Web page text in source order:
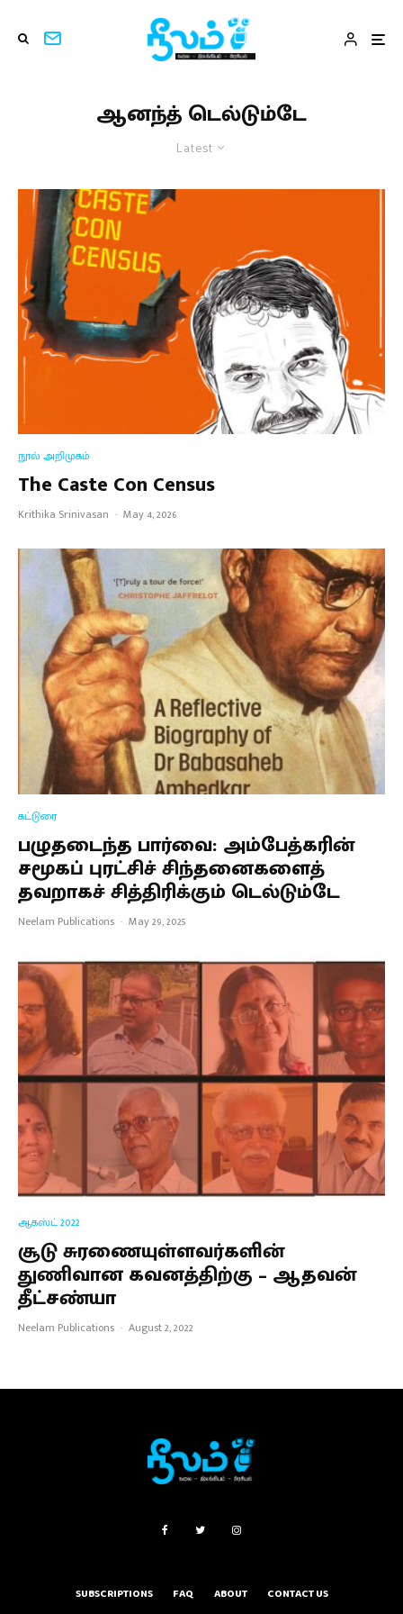
ஆனந்த் டெல்டும்டே
Latest
நூல் அறிமுகம்
The Caste Con Census
Krithika Srinivasan · May 4, 2026
கட்டுரை
பழுதடைந்த பார்வை: அம்பேத்கரின்
சமூகப் புரட்சிச் சிந்தனைகளைத்
தவறாகச் சித்திரிக்கும் டெல்டும்டே
Neelam Publications · May 29, 2025
ஆகஸ்ட் 2022
சூடு சுரணையுள்ளவர்களின்
துணிவான கவனத்திற்கு – ஆதவன்
தீட்சண்யா
Neelam Publications · August 2, 2022
SUBSCRIPTIONS FAQ ABOUT CONTACT US